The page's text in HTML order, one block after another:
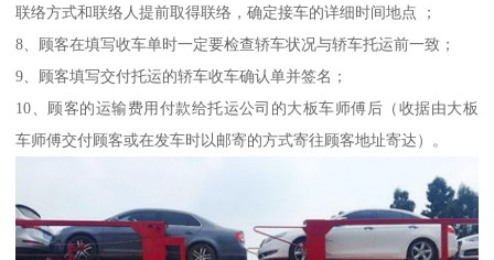
联络方式和联络人提前取得联络，确定接车的详细时间地点 ；
8、顾客在填写收车单时一定要检查轿车状况与轿车托运前一致；
9、顾客填写交付托运的轿车收车确认单并签名；
10、顾客的运输费用付款给托运公司的大板车师傅后（收据由大板
车师傅交付顾客或在发车时以邮寄的方式寄往顾客地址寄达）。